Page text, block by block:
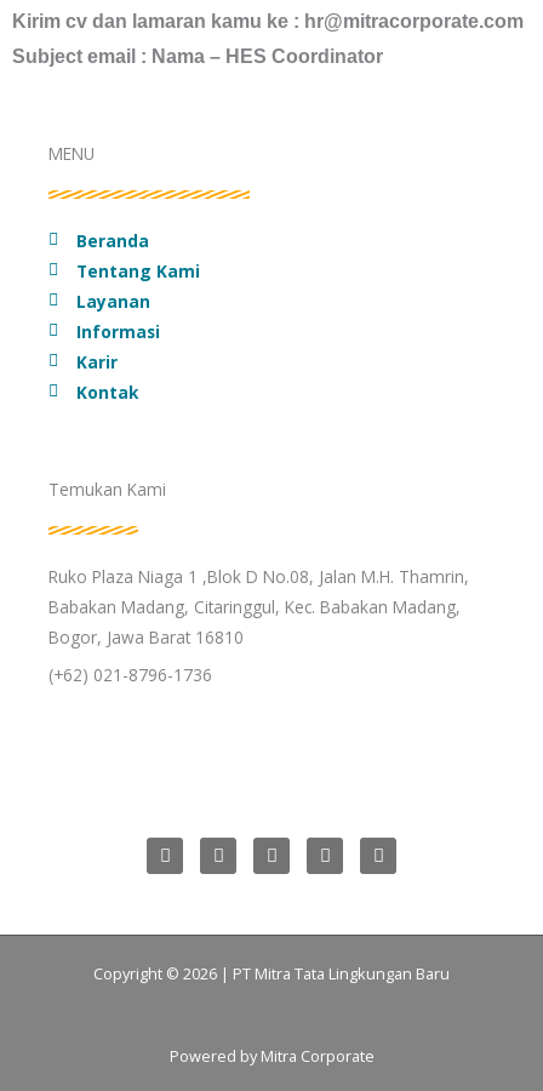
Kirim cv dan lamaran kamu ke : hr@mitracorporate.com
Subject email : Nama – HES Coordinator
MENU
Beranda
Tentang Kami
Layanan
Informasi
Karir
Kontak
Temukan Kami
Ruko Plaza Niaga 1 ,Blok D No.08, Jalan M.H. Thamrin,
Babakan Madang, Citaringgul, Kec. Babakan Madang,
Bogor, Jawa Barat 16810
(+62) 021-8796-1736
L
i
n
d
n
F
a
c
o
k
T
w
i
e
I
n
s
g
a
P
i
n
r
s
Copyright © 2026 | PT Mitra Tata Lingkungan Baru
Powered byMitra Corporate